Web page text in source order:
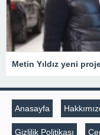
Metin Yıldız yeni
Anasayfa
Gizlilik Politikası